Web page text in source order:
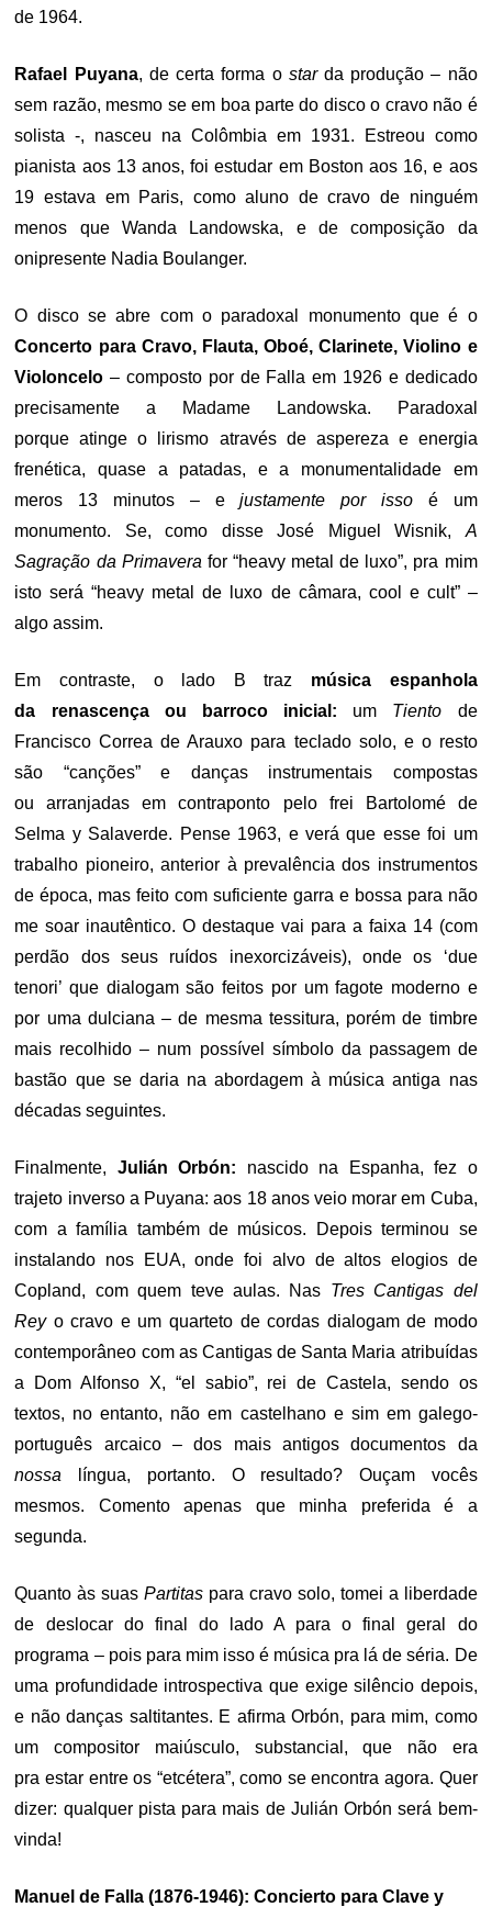
de 1964.
Rafael Puyana, de certa forma o starda produção – não
sem razão, mesmo se em boa parte do disco o cravo não é
solista -, nasceu na Colômbia em 1931. Estreou como
pianista aos 13 anos, foi estudar em Boston aos 16, e aos
19 estava em Paris, como aluno de cravo de ninguém
menos que Wanda Landowska, e de composição da
onipresente Nadia Boulanger.
O disco se abre com o paradoxal monumento que é o
Concerto para Cravo, Flauta, Oboé, Clarinete, Violino e
Violoncelo – composto por de Falla em 1926 e dedicado
precisamente a Madame Landowska. Paradoxal
porque atinge o lirismo através de aspereza e energia
frenética, quase a patadas, e a monumentalidade em
meros 13 minutos – ejustamente por isso é um
monumento. Se, como disse José Miguel Wisnik, A
Sagração da Primavera for “heavy metal de luxo”, pra mim
isto será “heavy metal de luxo de câmara, cool e cult” –
algo assim.
Em contraste, o lado B traz música espanhola
da renascença ou barroco inicial: um Tiento de
Francisco Correa de Arauxo para teclado solo, e o resto
são “canções” e danças instrumentais compostas
ou arranjadas em contraponto pelo frei Bartolomé de
Selma y Salaverde. Pense 1963, e verá que esse foi um
trabalho pioneiro, anterior à prevalência dos instrumentos
de época, mas feito com suficiente garra e bossa para não
me soar inautêntico. O destaque vai para a faixa 14 (com
perdão dos seus ruídos inexorcizáveis), onde os ‘due
tenori’ que dialogam são feitos por um fagote moderno e
por uma dulciana – de mesma tessitura, porém de timbre
mais recolhido – num possível símbolo da passagem de
bastão que se daria na abordagem à música antiga nas
décadas seguintes.
Finalmente, Julián Orbón: nascido na Espanha, fez o
trajeto inverso a Puyana: aos 18 anos veio morar em Cuba,
com a família também de músicos. Depois terminou se
instalando nos EUA, onde foi alvo de altos elogios de
Copland, com quem teve aulas. Nas Tres Cantigas del
Reyo cravo e um quarteto de cordas dialogam de modo
contemporâneo com as Cantigas de Santa Maria atribuídas
a Dom Alfonso X, “el sabio”, rei de Castela, sendo os
textos, no entanto, não em castelhano e sim em galego-
português arcaico – dos mais antigos documentos da
nossa língua, portanto. O resultado? Ouçam vocês
mesmos. Comento apenas que minha preferida é a
segunda.
Quanto às suasPartitas para cravo solo, tomei a liberdade
de deslocar do final do lado A para o final geral do
programa – pois para mim isso é música pra lá de séria. De
uma profundidade introspectiva que exige silêncio depois,
e não danças saltitantes. E afirma Orbón, para mim, como
um compositor maiúsculo, substancial, que não era
pra estar entre os “etcétera”, como se encontra agora. Quer
dizer: qualquer pista para mais de Julián Orbón será bem-
vinda!
Manuel de Falla (1876-1946): Concierto para Clave y